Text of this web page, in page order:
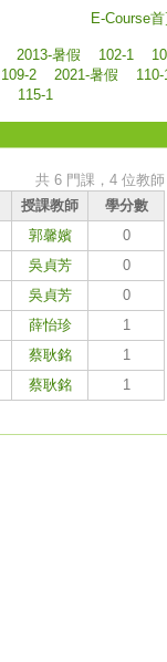
E-Course
2013-暑假 102-1
109-2 2021-暑假 110-
115-1
共 6 門課，4 位教師
授課教師
學分數
郭馨嬪
0
吳貞芳
0
吳貞芳
0
薛怡珍
1
蔡耿銘
1
蔡耿銘 1